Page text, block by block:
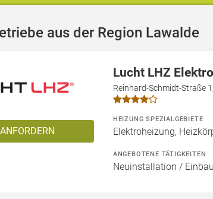
aus der Region Lawalde
Lucht LHZ
Reinhard-Schmidt-Straße
HEIZUNG SPEZIALGEBIETE
Elektroheizung,
ANGEBOTENE TÄTIGKEITEN
Neuinstallation /